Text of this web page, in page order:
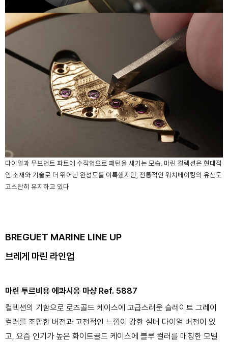
다이얼과 무브먼트 파트에 수작업으로 패턴을 새기는 모습. 마린 컬렉션은 현대적
인 소재와 기술로 더 뛰어난 완성도를 이룩했지만, 전통적인 워치메이킹의 유산도
고스란히 유지하고 있다
BREGUET MARINE LINE UP
브레게 마린 라인업
마린 투르비용 에콰시옹 마샹 Ref. 5887
컬렉션의 기함으로 로즈골드 케이스에 고급스러운 슬레이트 그레이
컬러를 조합한 버전과 고전적인 느낌이 강한 실버 다이얼 버전이 있
고, 요즘 인기가 높은 화이트골드 케이스에 블루 컬러를 매칭한 모델